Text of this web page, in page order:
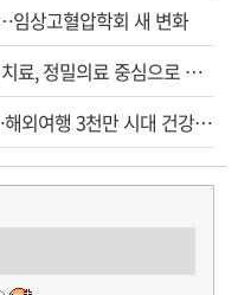
상고혈압학회 새 변화
정밀의료 중심으로 진화
행 3천만 시대 건강관리법